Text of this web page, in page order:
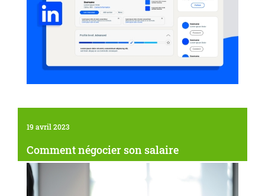
19 avril 2023
Comment négocier son salaire